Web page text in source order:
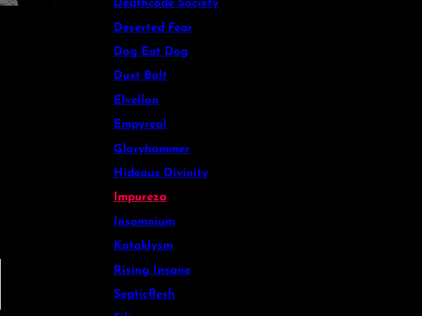
Deathcode Society
Deserted Fear
Dog Eat Dog
Dust Bolt
Elvellon
Empyreal
Gloryhammer
Hideous Divinity
Impureza
Insomnium
Kataklysm
Rising Insane
Septicflesh